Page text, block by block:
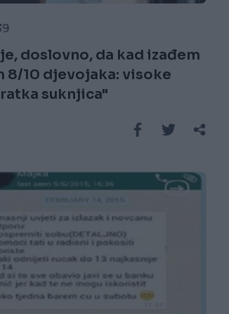
doslovno, da kad izađem
8/10 djevojaka: visoke
suknjica"